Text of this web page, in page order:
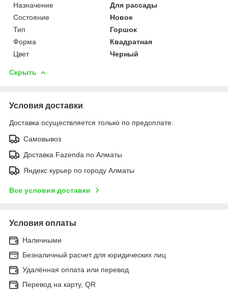
Назначение
Для рассады
Состояние
Новое
Тип
Горшок
Форма
Квадратная
Цвет
Черный
Скрыть
Условия доставки
Доставка осуществляется только по предоплате.
Самовывоз
Доставка Fazenda по Алматы
Яндекс курьер по городу Алматы
Все условия доставки
Условия оплаты
Наличными
Безналичный расчет для юридических лиц
Удалённая оплата или перевод
Перевод на карту, QR